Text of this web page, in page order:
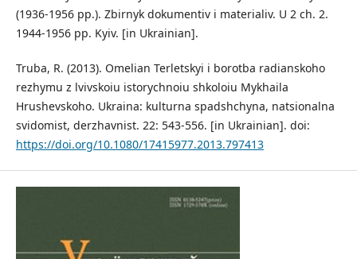
(1936-1956 pp.). Zbirnyk dokumentiv i materialiv. U 2 ch. 2.
1944-1956 pp. Kyiv. [in Ukrainian].
Truba, R. (2013). Omelian Terletskyi i borotba radianskoho
rezhymu z lvivskoiu istorychnoiu shkoloiu Mykhaila
Hrushevskoho. Ukraina: kulturna spadshchyna, natsionalna
svidomist, derzhavnist. 22: 543-556. [in Ukrainian]. doi:
https://doi.org/10.1080/17415977.2013.797413